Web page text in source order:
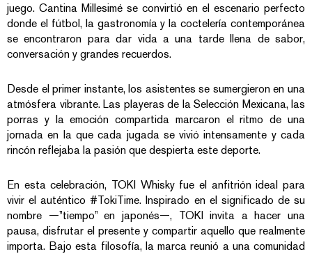
juego. Cantina Millesimé se convirtió en el escenario perfecto
donde el fútbol, la gastronomía y la coctelería contemporánea
se encontraron para dar vida a una tarde llena de sabor,
conversación y grandes recuerdos.
Desde el primer instante, los asistentes se sumergieron en una
atmósfera vibrante. Las playeras de la Selección Mexicana, las
porras y la emoción compartida marcaron el ritmo de una
jornada en la que cada jugada se vivió intensamente y cada
rincón reflejaba la pasión que despierta este deporte.
En esta celebración, TOKI Whisky fue el anfitrión ideal para
vivir el auténtico #TokiTime. Inspirado en el significado de su
nombre —”tiempo” en japonés—, TOKI invita a hacer una
pausa, disfrutar el presente y compartir aquello que realmente
importa. Bajo esta filosofía, la marca reunió a una comunidad